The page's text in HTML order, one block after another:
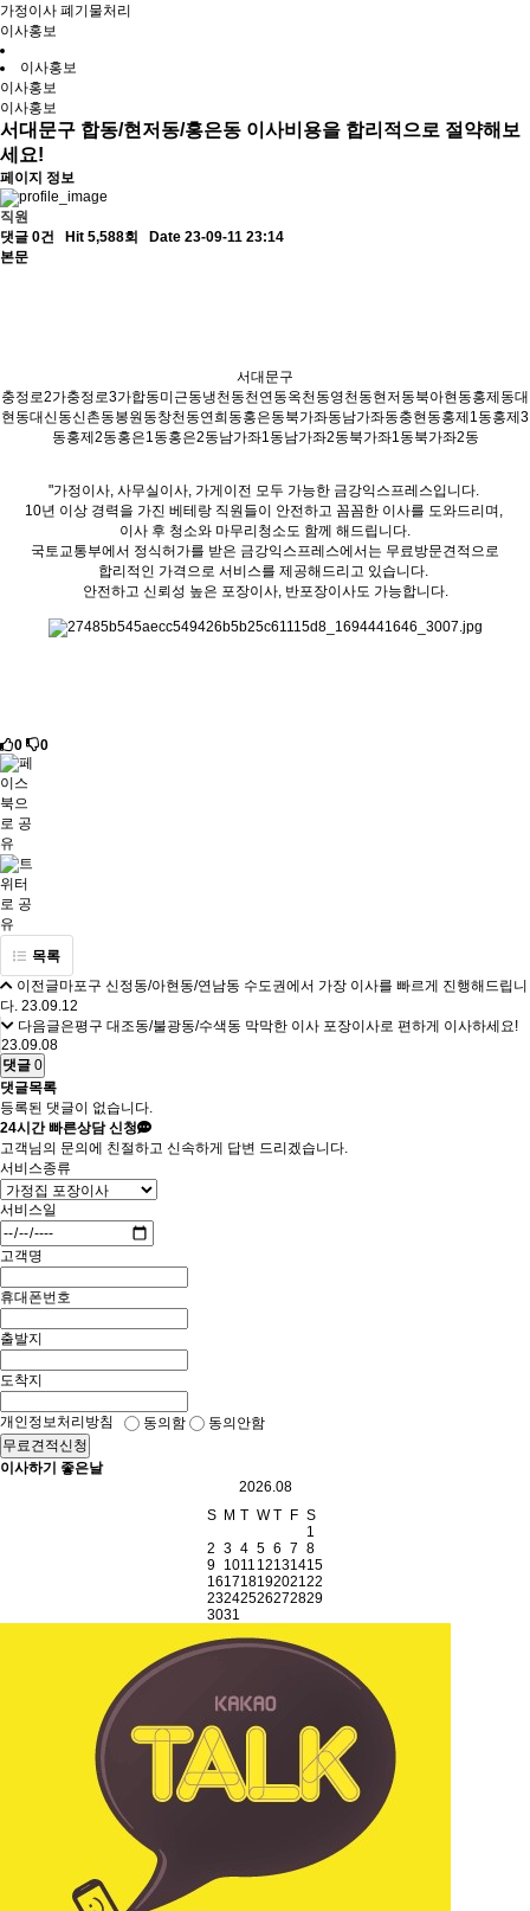
가정이사 폐기물처리
이사홍보
이사홍보
이사홍보
이사홍보
서대문구 합동/현저동/홍은동 이사비용을 합리적으로 절약해보
세요!
페이지 정보
직원
댓글 0건
Hit 5,588회
Date 23-09-11 23:14
본문
서대문구
충정로2가충정로3가합동미근동냉천동천연동옥천동영천동현저동북아현동홍제동대
현동대신동신촌동봉원동창천동연희동홍은동북가좌동남가좌동충현동홍제1동홍제3
동홍제2동홍은1동홍은2동남가좌1동남가좌2동북가좌1동북가좌2동
"가정이사, 사무실이사, 가게이전 모두 가능한 금강익스프레스입니다.
10년 이상 경력을 가진 베테랑 직원들이 안전하고 꼼꼼한 이사를 도와드리며,
이사 후 청소와 마무리청소도 함께 해드립니다.
국토교통부에서 정식허가를 받은 금강익스프레스에서는 무료방문견적으로
합리적인 가격으로 서비스를 제공해드리고 있습니다.
안전하고 신뢰성 높은 포장이사, 반포장이사도 가능합니다.
0 0
목록
이전글마포구 신정동/아현동/연남동 수도권에서 가장 이사를 빠르게 진행해드립니
다. 23.09.12
다음글은평구 대조동/불광동/수색동 막막한 이사 포장이사로 편하게 이사하세요!
23.09.08
댓글 0
댓글목록
등록된 댓글이 없습니다.
24시간빠른상담 신청
고객님의 문의에 친절하고 신속하게 답변 드리겠습니다.
서비스종류
서비스일
고객명
휴대폰번호
출발지
도착지
개인정보처리방침 동의함
동의안함
무료견적신청
이사하기 좋은날
2026.08
S M T W T F S
1
2 3 4 5 6 7 8
9 1011 12131415
161718192021 22
23242526272829
3031